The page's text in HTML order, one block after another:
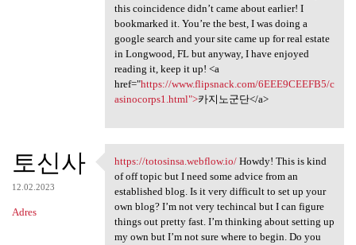
this coincidence didn’t came about earlier! I
bookmarked it. You’re the best, I was doing a
google search and your site came up for real estate
in Longwood, FL but anyway, I have enjoyed
reading it, keep it up! <a
href="https://www.flipsnack.com/6EEE9CEEFB5/c
asinocorps1.html">카지노군단</a>
토신사
12.02.2023
Adres
https://totosinsa.webflow.io/
https://totosinsa.webflow.io/Howdy! This is kind
of off topic but I need some advice from an
established blog. Is it very difficult to set up your
own blog? I’m not very techincal but I can figure
things out pretty fast. I’m thinking about setting up
my own but I’m not sure where to begin. Do you